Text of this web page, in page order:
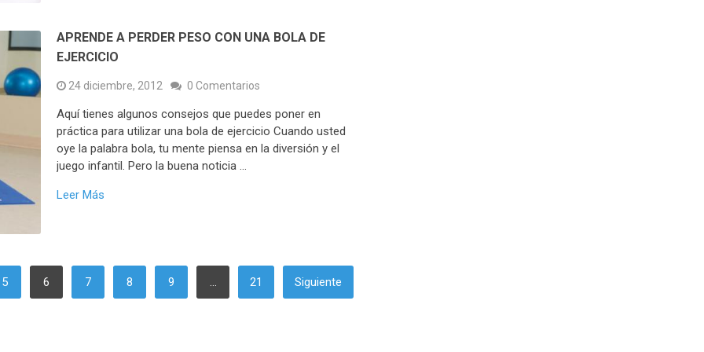
APRENDE A PERDER PESO CON UNA BOLA DE
EJERCICIO
24 diciembre, 2012 0 Comentarios
Aquí tienes algunos consejos que puedes poner en
práctica para utilizar una bola de ejercicio Cuando usted
oye la palabra bola, tu mente piensa en la diversión y el
juego infantil. Pero la buena noticia …
Leer Más
5 6 7 8 9 … 21 Siguiente